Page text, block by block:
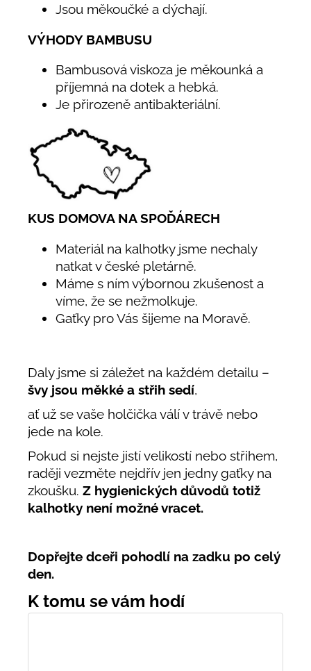
Jsou měkoučké a dýchají.
VÝHODY BAMBUSU
Bambusová viskoza je měkounká a
příjemná na dotek a hebká.
Je přirozeně antibakteriální.
KUS DOMOVA NA SPOĎÁRECH
Materiál na kalhotky jsme nechaly
natkat v české pletárně.
Máme s ním výbornou zkušenost a
víme, že se nežmolkuje.
Gaťky pro Vás šijeme na Moravě.
Daly jsme si záležet na každém detailu –
švy jsou měkké a střih sedí,
ať už se vaše holčička válí v trávě nebo
jede na kole.
Pokud si nejste jistí velikostí nebo střihem,
raději vezměte nejdřív jen jedny gaťky na
zkoušku. Z hygienických důvodů totiž
kalhotky není možné vracet.
Dopřejte dceři pohodlí na zadku po celý
den.